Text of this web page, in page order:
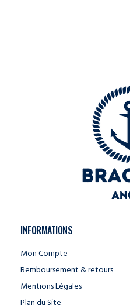
INFORMATIONS
Mon Compte
Remboursement & retours
Mentions Légales
Plan du Site